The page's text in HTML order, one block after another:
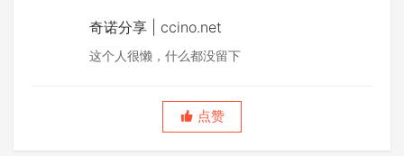
奇诺分享 | ccino.net
这个人很懒，什么都没留下
点赞